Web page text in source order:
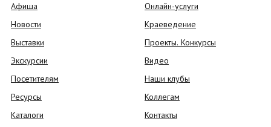
Афиша
Новости
Выставки
Экскурсии
Посетителям
Ресурсы
Каталоги
Онлайн-услуги
Краеведение
Проекты. Конкурсы
Видео
Наши клубы
Коллегам
Контакты